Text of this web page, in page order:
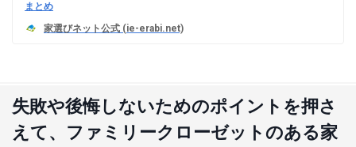
まとめ
失敗や後悔しないためのポイントを押さ
えて、ファミリークローゼットのある家